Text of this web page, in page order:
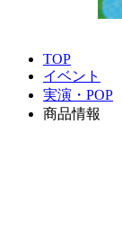
TOP
イベント
実演・POP
商品情報